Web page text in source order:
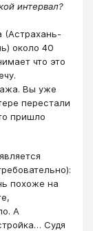
интервал?
(Астрахань-
около 40
что это
Вы уже
перестали
пришло
похоже на
А
Судя